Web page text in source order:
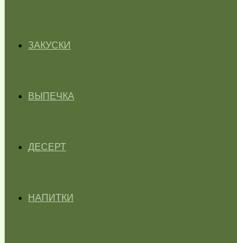
ЗАКУСКИ
ВЫПЕЧКА
ДЕСЕРТ
НАПИТКИ